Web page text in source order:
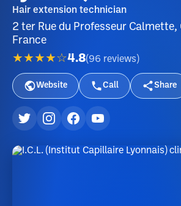
Hair extension technician
2 ter Rue du Professeur Calmette,
France
★★★★☆4.8(96 reviews )
Website Call Share